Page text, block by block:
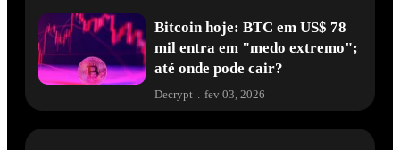
Bitcoin hoje: BTC em US$ 78
mil entra em "medo extremo";
até onde pode cair?
Decrypt . fev 03, 2026